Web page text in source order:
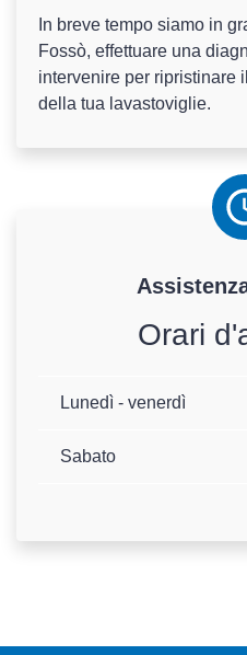
In breve tempo siamo in
Fossò, effettuare una
intervenire per ripristinare
della tua lavastoviglie.
Orari
Lunedì - venerdì
Sabato